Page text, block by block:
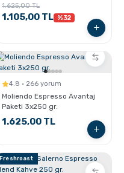
1.625,00 TL
1.105,00 TL %32
4.8 · 266 yorum
Moliendo Espresso Avantaj
Paketi 3x250 gr.
1.625,00 TL
Freshroast